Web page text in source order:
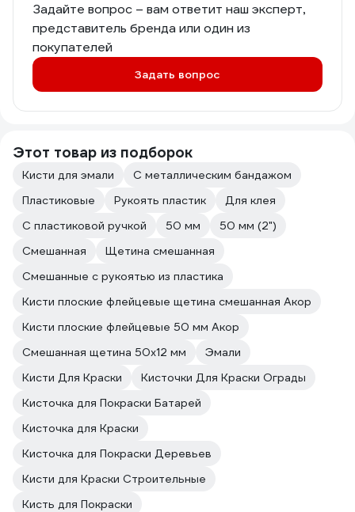
Задайте вопрос – вам ответит наш эксперт,
представитель бренда или один из
покупателей
Задать вопрос
Этот товар из подборок
Кисти для эмали
С металлическим бандажом
Пластиковые
Рукоять пластик
Для клея
С пластиковой ручкой
50 мм
50 мм (2")
Смешанная
Щетина смешанная
Смешанные с рукоятью из пластика
Кисти плоские флейцевые щетина смешанная Акор
Кисти плоские флейцевые 50 мм Акор
Смешанная щетина 50х12 мм
Эмали
Кисти Для Краски
Кисточки Для Краски Ограды
Кисточка для Покраски Батарей
Кисточка для Краски
Кисточка для Покраски Деревьев
Кисти для Краски Строительные
Кисть для Покраски